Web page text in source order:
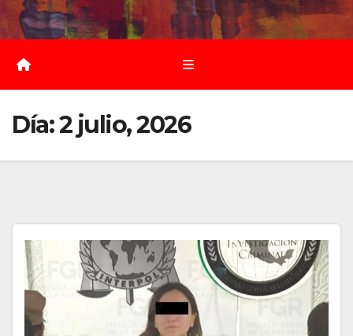
Saltar
al
contenido
Día:2 julio, 2026